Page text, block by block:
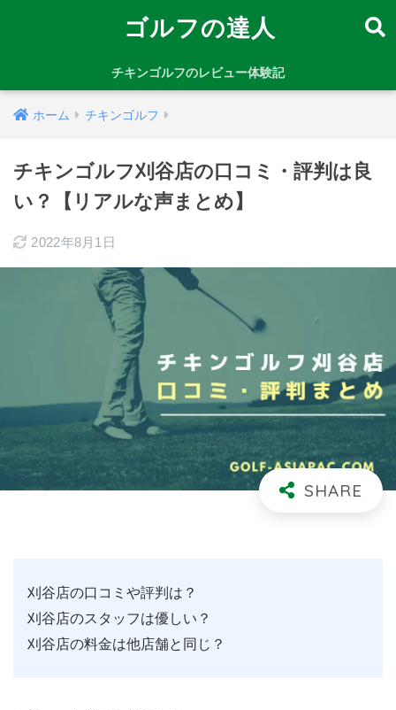
ゴルフの達人
チキンゴルフのレビュー体験記
ホーム チキンゴルフ
チキンゴルフ刈谷店の口コミ・評判は良
い？【リアルな声まとめ】
2022年8月1日
刈谷店の口コミや評判は？
刈谷店のスタッフは優しい？
刈谷店の料金は他店舗と同じ？